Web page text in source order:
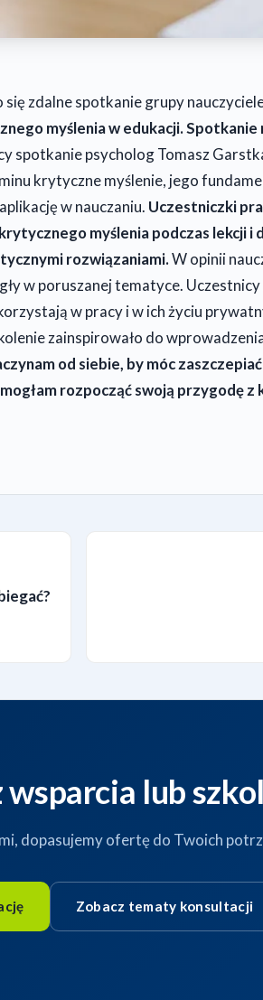
zdalne spotkanie grupy
myślenia w edukacji. Spotkanie
spotkanie psycholog Tomasz
krytyczne myślenie, jego
w nauczaniu. Uczestniczki
myślenia podczas lekcji i
rozwiązaniami.W opinii
w poruszanej tematyce. Uczestnicy
w pracy i w ich życiu
zainspirowało do
od siebie, by móc
mogłam rozpocząć swoją przygodę
lub
dopasujemy ofertę do Twoich
Zobacz tematy konsultacji